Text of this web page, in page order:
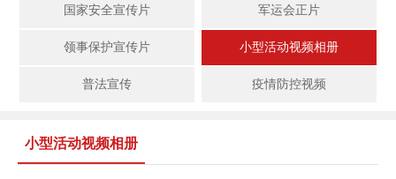
国家安全宣传片 军运会正片
领事保护宣传片 小型活动视频相册
普法宣传 疫情防控视频
小型活动视频相册